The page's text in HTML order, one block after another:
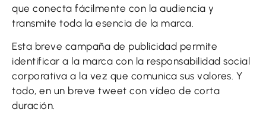
que conecta fácilmente con la audiencia y
transmite toda la esencia de la marca.
Esta breve campaña de publicidad permite
identificar a la marca con la responsabilidad social
corporativa a la vez que comunica sus valores. Y
todo, en un breve tweet con vídeo de corta
duración.